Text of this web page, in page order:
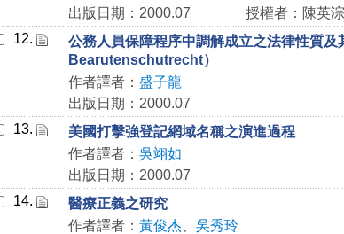
出版日期：2000.07
授權者：陳英淙
12.
公務人員保障程序中調解成立之法律性質
Bearutenschutrecht）
作者譯者： 盛子龍
出版日期：2000.07
13.
美國打擊強登記網域名稱之演進過程
作者譯者： 吳翊如
出版日期：2000.07
14.
醫療正義之研究
作者譯者： 黃俊杰、 吳秀玲